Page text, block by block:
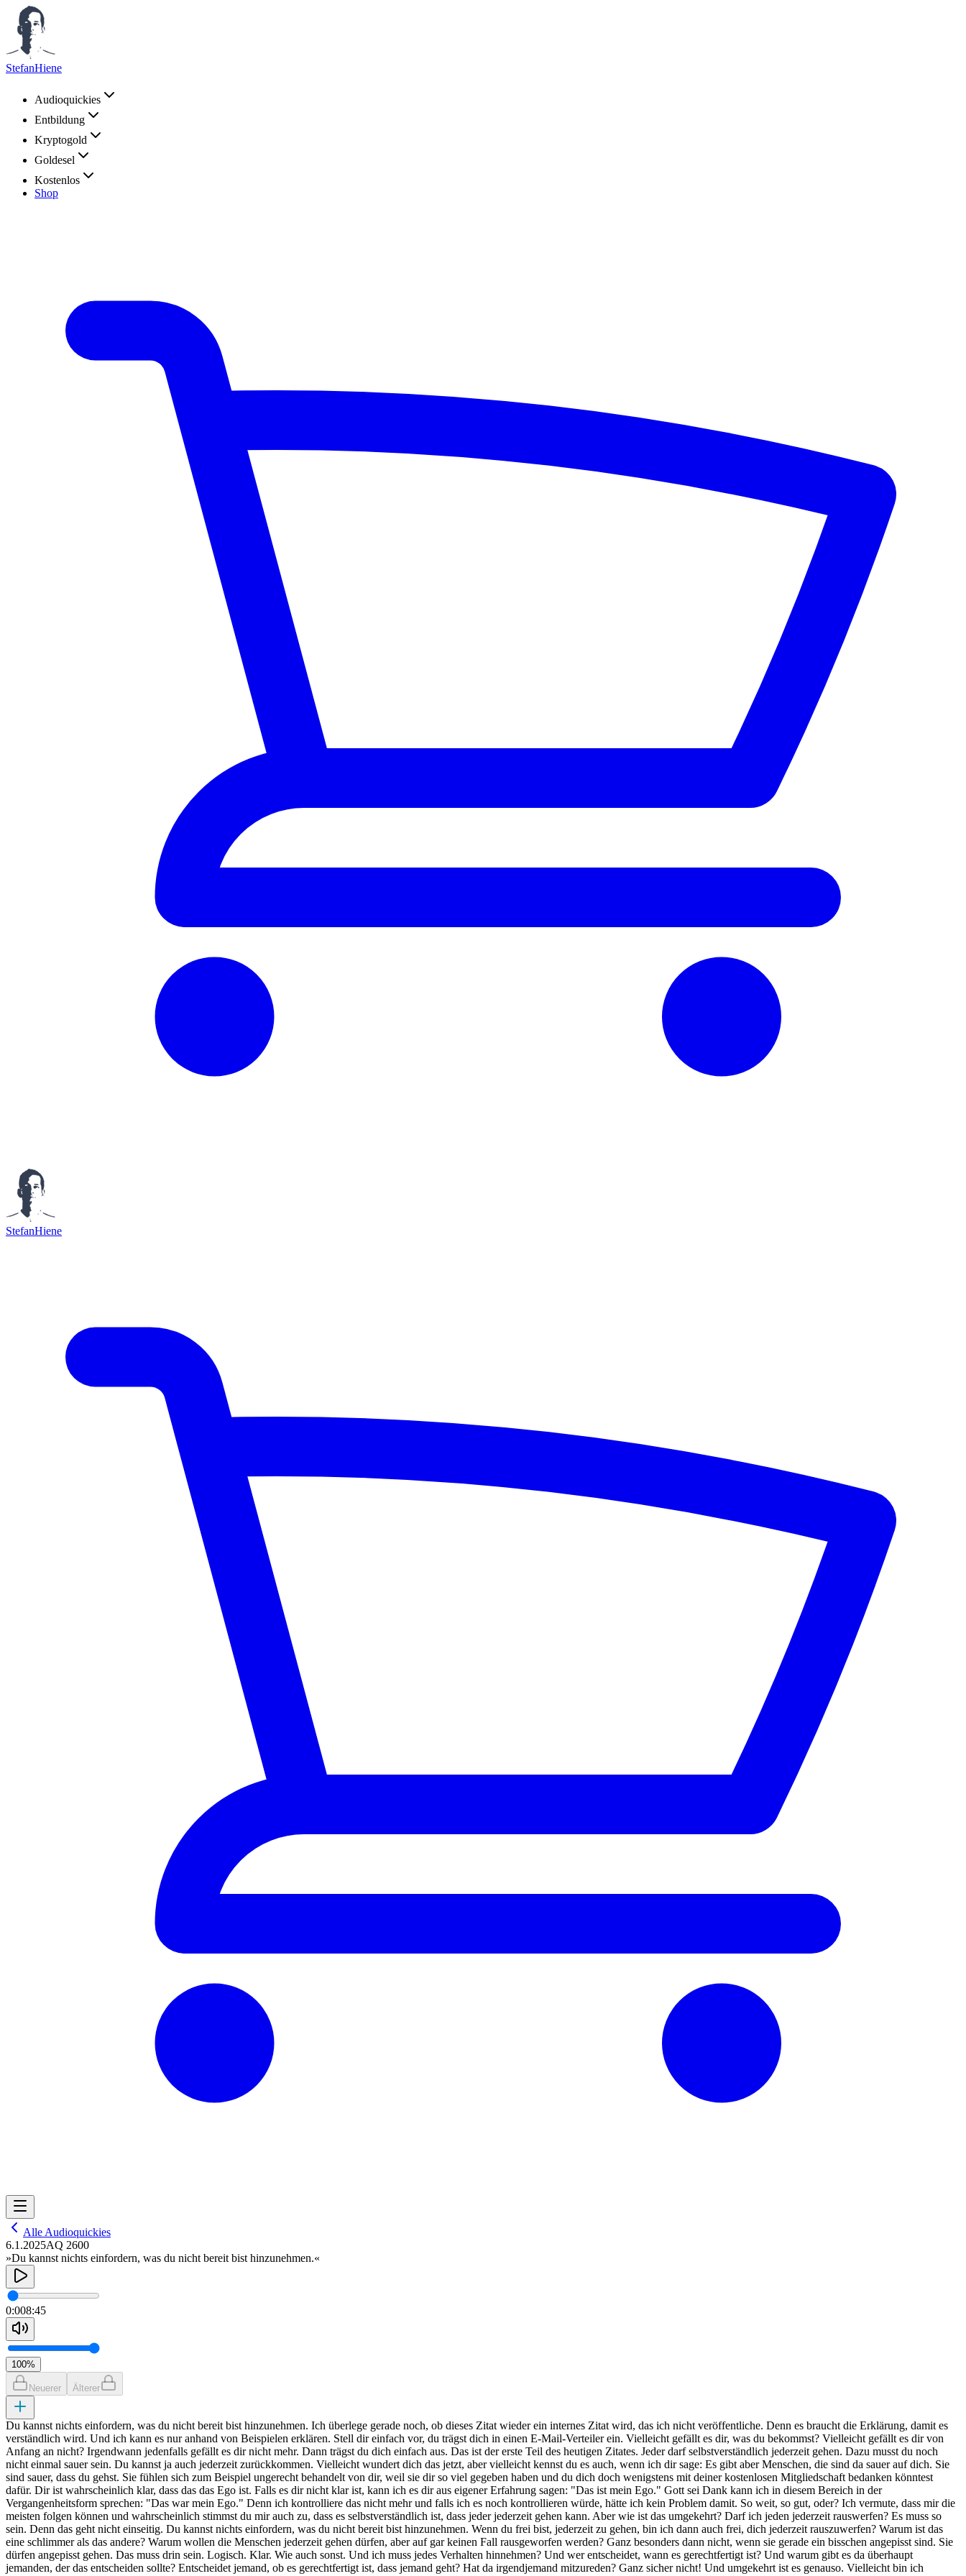
StefanHiene
Audioquickies
Entbildung
Kryptogold
Goldesel
Kostenlos
Shop
StefanHiene
Alle Audioquickies
6.1.2025AQ 2600
»Du kannst nichts einfordern, was du nicht bereit bist hinzunehmen.«
0:008:45
100%
Neuerer Älterer
Du kannst nichts einfordern, was du nicht bereit bist hinzunehmen. Ich überlege gerade noch, ob dieses Zitat wieder ein internes Zitat wird, das ich nicht veröffentliche. Denn es braucht die Erklärung, damit es
verständlich wird. Und ich kann es nur anhand von Beispielen erklären. Stell dir einfach vor, du trägst dich in einen E-Mail-Verteiler ein. Vielleicht gefällt es dir, was du bekommst? Vielleicht gefällt es dir von
Anfang an nicht? Irgendwann jedenfalls gefällt es dir nicht mehr. Dann trägst du dich einfach aus. Das ist der erste Teil des heutigen Zitates. Jeder darf selbstverständlich jederzeit gehen. Dazu musst du noch
nicht einmal sauer sein. Du kannst ja auch jederzeit zurückkommen. Vielleicht wundert dich das jetzt, aber vielleicht kennst du es auch, wenn ich dir sage: Es gibt aber Menschen, die sind da sauer auf dich. Sie
sind sauer, dass du gehst. Sie fühlen sich zum Beispiel ungerecht behandelt von dir, weil sie dir so viel gegeben haben und du dich doch wenigstens mit deiner kostenlosen Mitgliedschaft bedanken könntest
dafür. Dir ist wahrscheinlich klar, dass das das Ego ist. Falls es dir nicht klar ist, kann ich es dir aus eigener Erfahrung sagen: "Das ist mein Ego." Gott sei Dank kann ich in diesem Bereich in der
Vergangenheitsform sprechen: "Das war mein Ego." Denn ich kontrolliere das nicht mehr und falls ich es noch kontrollieren würde, hätte ich kein Problem damit. So weit, so gut, oder? Ich vermute, dass mir die
meisten folgen können und wahrscheinlich stimmst du mir auch zu, dass es selbstverständlich ist, dass jeder jederzeit gehen kann. Aber wie ist das umgekehrt? Darf ich jeden jederzeit rauswerfen? Es muss so
sein. Denn das geht nicht einseitig. Du kannst nichts einfordern, was du nicht bereit bist hinzunehmen. Wenn du frei bist, jederzeit zu gehen, bin ich dann auch frei, dich jederzeit rauszuwerfen? Warum ist das
eine schlimmer als das andere? Warum wollen die Menschen jederzeit gehen dürfen, aber auf gar keinen Fall rausgeworfen werden? Ganz besonders dann nicht, wenn sie gerade ein bisschen angepisst sind. Sie
dürfen angepisst gehen. Das muss drin sein. Logisch. Klar. Wie auch sonst. Und ich muss jedes Verhalten hinnehmen? Und wer entscheidet, wann es gerechtfertigt ist? Und warum gibt es da überhaupt
jemanden, der das entscheiden sollte? Entscheidet jemand, ob es gerechtfertigt ist, dass jemand geht? Hat da irgendjemand mitzureden? Ganz sicher nicht! Und umgekehrt ist es genauso. Vielleicht bin ich